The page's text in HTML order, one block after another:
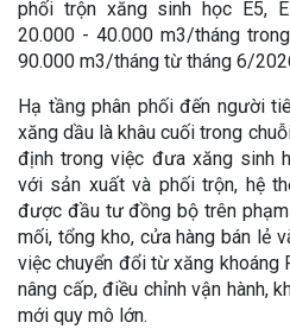
phối trộn xăng sinh học E5,
20.000 - 40.000 m3/tháng
90.000 m3/tháng từ tháng 6/
Hạ tầng phân phối đến người
xăng dầu là khâu cuối trong
định trong việc đưa xăng sinh
với sản xuất và phối trộn, hệ
được đầu tư đồng bộ trên
mối, tổng kho, cửa hàng bán lẻ
việc chuyển đổi từ xăng khoáng
nâng cấp, điều chỉnh vận hành,
mới quy mô lớn.